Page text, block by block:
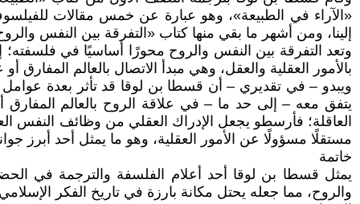
«الآراء في الطبيعة»، وهو عبارة عن خمس مقالات
إلينا، ومن أشهر ما بقي منها كتاب «التفرقة بين النفس
وتعد التفرقة بين النفس والروح محورًا أساسيًا في
بالأمور العقلية والعقل، وهي مبدأ الاتصال بالعالم
ويبدو – في تقديري – أن قسطا بن لوقا قد تأثر بعدة عوامل
يتفق معه – إلى حد ما – في علاقة الروح بالعالم
العاقلة؛ فأرسطو يجعل الإدراك العقلي من وظائف النفس
مستقلًا مسؤولًا عن الأمور العقلية، وهو ما يمثل أحد أبرز
خاتمة
يمثل قسطا بن لوقا أحد أعلام الفلسفة والترجمة في
والروح، مما جعله يحتل مكانة بارزة في تاريخ الفكر